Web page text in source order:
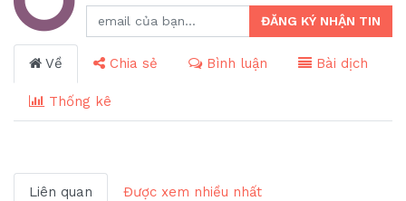
ĐĂNG KÝ NHẬN TIN
Về Chia sẻ Bình luận Bài dịch
Thống kê
Liên quan Được xem nhiều nhất